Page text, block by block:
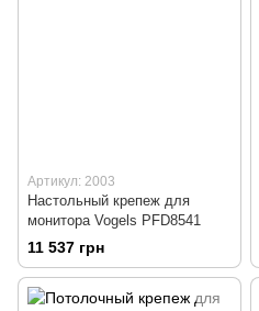
Артикул: 2003
Настольный крепеж для
монитора Vogels PFD8541
11 537 грн